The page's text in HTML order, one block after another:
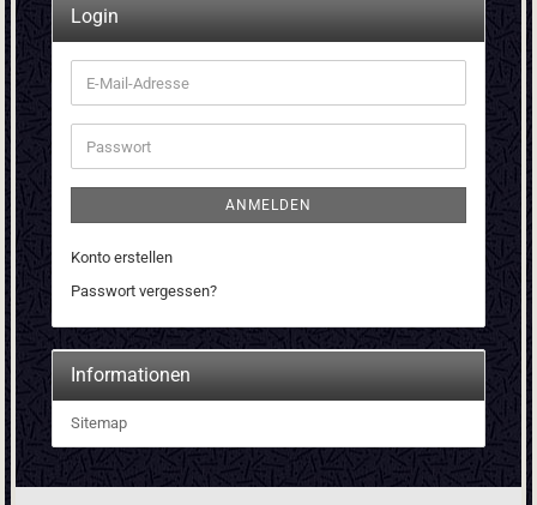
Login
E-
Mail-
Adresse
Passwort
ANMELDEN
Konto erstellen
Passwort vergessen?
Informationen
Sitemap